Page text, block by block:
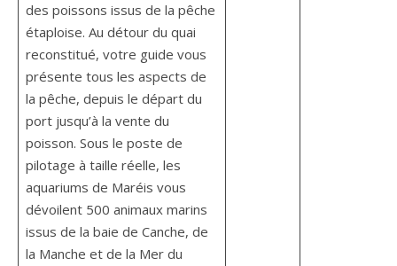
des poissons issus de la pêche
étaploise. Au détour du quai
reconstitué, votre guide vous
présente tous les aspects de
la pêche, depuis le départ du
port jusqu’à la vente du
poisson. Sous le poste de
pilotage à taille réelle, les
aquariums de Maréis vous
dévoilent 500 animaux marins
issus de la baie de Canche, de
la Manche et de la Mer du